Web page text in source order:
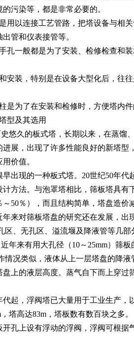
污染等，都是非常必要的。
用以连接工艺管路，把塔设备与相
管和仪表接管等。
孔一般都是为了安装、检修检查和
安装，特别是在设备大型化后，往
是为了在安装和检修时，方便塔内
型及其选用
悠久的板式塔，长期以来，在蒸馏
展，出现了许多性能良好的新塔
价值。
出现的一种板式塔。20世纪50年
方法。与泡罩塔相比，筛板塔具
～50％），而且结构简单，塔盘造
来对筛板塔盘的研究还在发展，出
区、无孔区、溢流堰及降液管等几
年来有用大孔径（10～25mm）筛
情况类似，液体从上一层塔盘的降
上的液层高度。蒸气自下而上穿
代起，浮阀塔已大量用于工业生产
塔高达83m，塔板数有数百块之多
孔上设有浮动的浮阀，浮阀可根